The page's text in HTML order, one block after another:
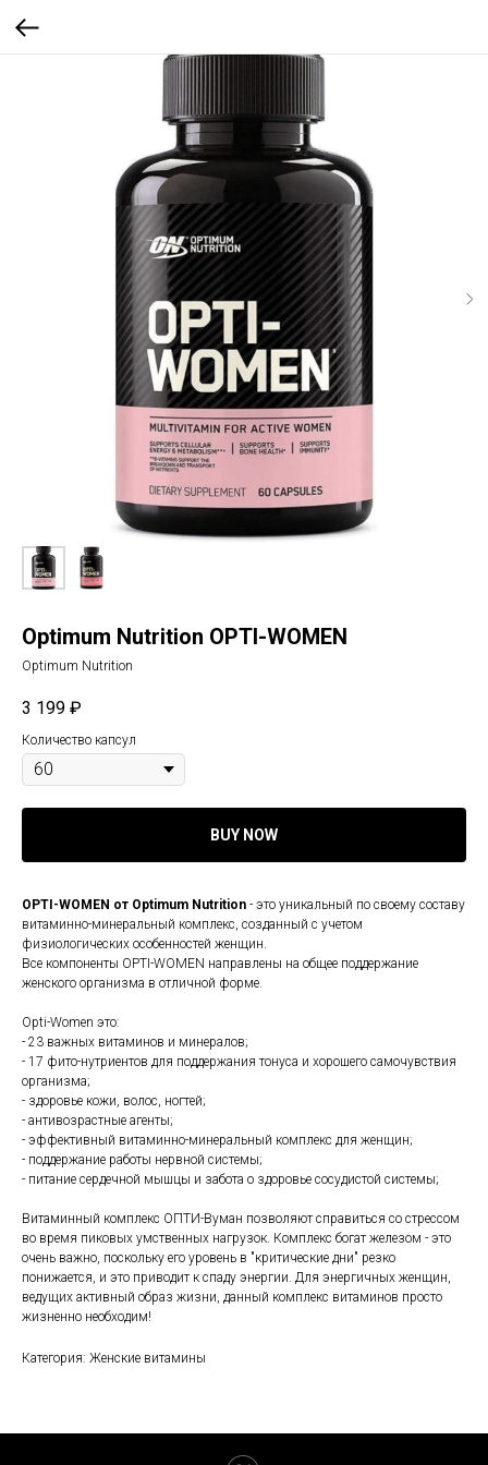
Optimum Nutrition OPTI-WOMEN
Optimum Nutrition
3 199 ₽
Количество капсул
BUY NOW
OPTI-WOMEN от Optimum Nutrition - это уникальный по своему составу
витаминно-минеральный комплекс, созданный с учетом
физиологических особенностей женщин.
Все компоненты OPTI-WOMEN направлены на общее поддержание
женского организма в отличной форме.
Opti-Women это:
- 23 важных витаминов и минералов;
- 17 фито-нутриентов для поддержания тонуса и хорошего самочувствия
организма;
- здоровье кожи, волос, ногтей;
- антивозрастные агенты;
- эффективный витаминно-минеральный комплекс для женщин;
- поддержание работы нервной системы;
- питание сердечной мышцы и забота о здоровье сосудистой системы;
Витаминный комплекс ОПТИ-Вуман позволяют справиться со стрессом
во время пиковых умственных нагрузок. Комплекс богат железом - это
очень важно, поскольку его уровень в "критические дни" резко
понижается, и это приводит к спаду энергии. Для энергичных женщин,
ведущих активный образ жизни, данный комплекс витаминов просто
жизненно необходим!
Категория: Женские витамины